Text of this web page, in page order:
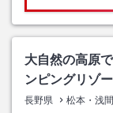
大自然の高原
ンピングリゾ
長野県 松本・浅